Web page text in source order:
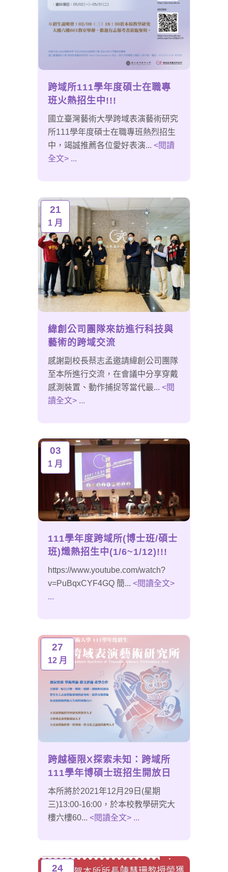
跨域所111學年度碩士在職專
班火熱招生中!!!
國立臺灣藝術大學跨域表演藝術研究
所111學年度碩士在職專班熱烈招生
中，竭誠推薦各位愛好表演... <閱讀
全文> ...
21
1 月
緯創公司團隊來訪進行科技與
藝術的跨域交流
感謝副校長蔡志孟邀請緯創公司團隊
至本所進行交流，在會議中分享穿戴
感測裝置、動作捕捉等當代最... <閱
讀全文> ...
03
1 月
111學年度跨域所(博士班/碩士
班)熾熱招生中(1/6~1/12)!!!
https://www.youtube.com/watch?
v=PuBqxCYF4GQ 簡... <閱讀全文>
...
27
12 月
跨越極限X探索未知：跨域所
111學年博碩士班招生開放日
本所將於2021年12月29日(星期
三)13:00-16:00，於本校教學研究大
樓六樓60... <閱讀全文> ...
24